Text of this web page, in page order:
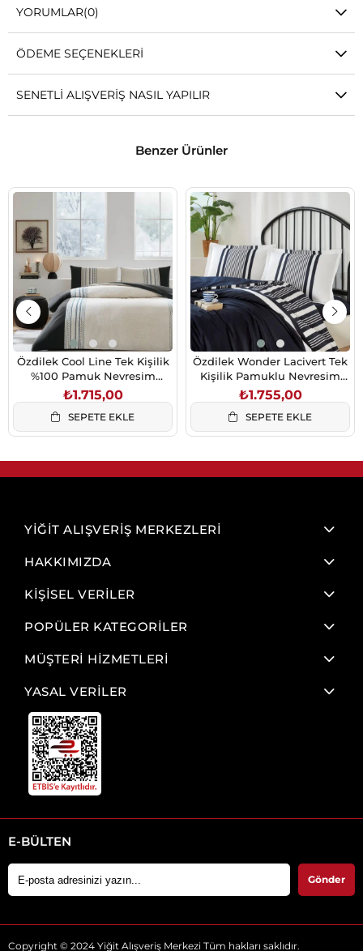
YORUMLAR(0)
ÖDEME SEÇENEKLERI
SENETLI ALIŞVERIŞ NASIL YAPILIR
Benzer Ürünler
Özdilek Cool Line Tek Kişilik
%100 Pamuk Nevresim
Takımı 160x220 cm Bej
₺1.715,00
SEPETE EKLE
Özdilek Wonder Lacivert Tek
Kişilik Pamuklu Nevresim
Takımı Lastikli Çarşaflı
160x220
₺1.755,00
SEPETE EKLE
YİĞİT ALIŞVERİŞ MERKEZLERİ
HAKKIMIZDA
KİŞİSEL VERİLER
POPÜLER KATEGORİLER
MÜŞTERİ HİZMETLERİ
YASAL VERİLER
E-BÜLTEN
Gönder
Copyright © 2024 Yiğit Alışveriş Merkezi Tüm hakları saklıdır.